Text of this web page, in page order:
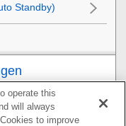
Standby)
operate this
will always
to improve